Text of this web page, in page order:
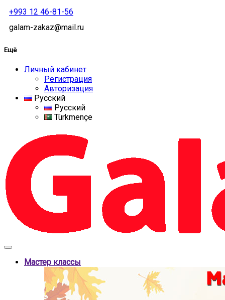
+993 12 46-81-56
galam-zakaz@mail.ru
Ещё
Личный кабинет
Регистрация
Авторизация
Русский
Русский
Türkmençe
Мастер классы